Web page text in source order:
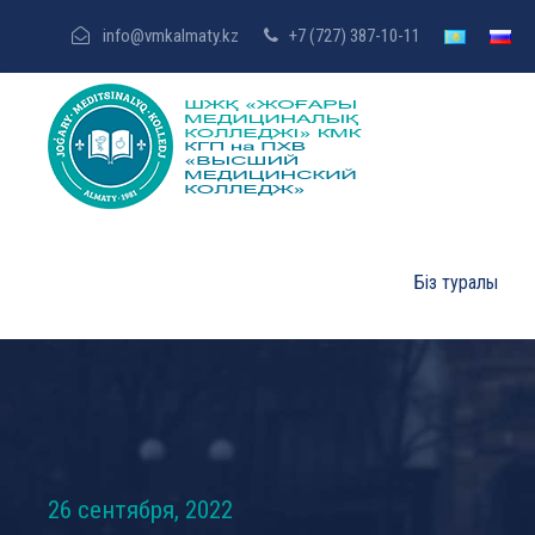
info@vmkalmaty.kz +7 (727) 387-10-11
Біз туралы
26 сентября, 2022